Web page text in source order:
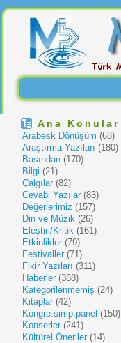
Ana Konular
Arabesk Dönüşüm (68)
Araştırma Yazıları (180)
Basından (170)
Bilgi (21)
Çalgılar (82)
Cevabi Yazılar (83)
Değerlerimiz (157)
Din ve Müzik (26)
Eleştiri/Kritik (161)
Etkinlikler (79)
Festivaller (71)
Fikir Yazıları (311)
Haberler (388)
Kategorilenmemiş (24)
Kitaplar (42)
Kongre.simp.panel (150)
Konserler (241)
Kültürel Öneriler (14)